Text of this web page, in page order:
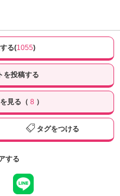
る(1055)
を投稿する
見る（ 8 ）
タグをつける
する